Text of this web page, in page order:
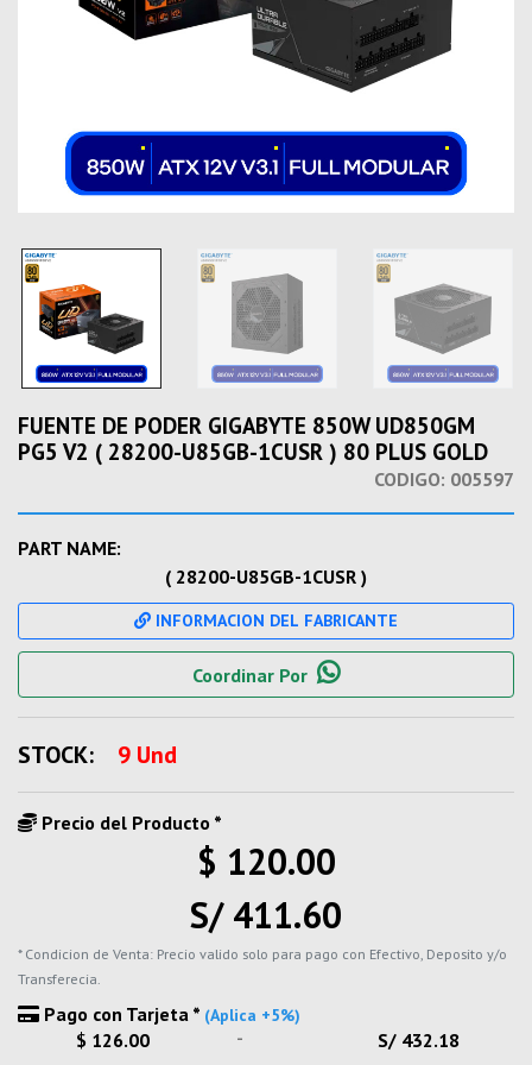
FUENTE DE PODER GIGABYTE 850W UD850GM
PG5 V2 ( 28200-U85GB-1CUSR ) 80 PLUS GOLD
CODIGO: 005597
PART NAME:
( 28200-U85GB-1CUSR )
INFORMACION DEL FABRICANTE
Coordinar Por
STOCK: 9 Und
Precio del Producto *
$ 120.00
S/ 411.60
* Condicion de Venta: Precio valido solo para pago con Efectivo, Deposito y/o
Transferecia.
Pago con Tarjeta * (Aplica +5%)
$ 126.00 - S/ 432.18